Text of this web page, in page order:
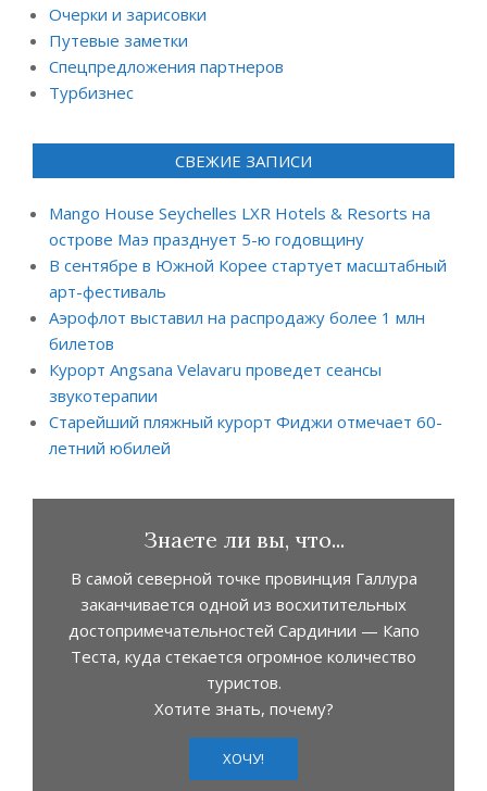
Очерки и зарисовки
Путевые заметки
Спецпредложения партнеров
Турбизнес
СВЕЖИЕ ЗАПИСИ
Mango House Seychelles LXR Hotels & Resorts на
острове Маэ празднует 5-ю годовщину
В сентябре в Южной Корее стартует масштабный
арт-фестиваль
Аэрофлот выставил на распродажу более 1 млн
билетов
Курорт Angsana Velavaru проведет сеансы
звукотерапии
Старейший пляжный курорт Фиджи отмечает 60-
летний юбилей
Знаете ли вы, что...
В самой северной точке провинция Галлура
заканчивается одной из восхитительных
достопримечательностей Сардинии — Капо
Теста, куда стекается огромное количество
туристов.
Хотите знать, почему?
ХОЧУ!